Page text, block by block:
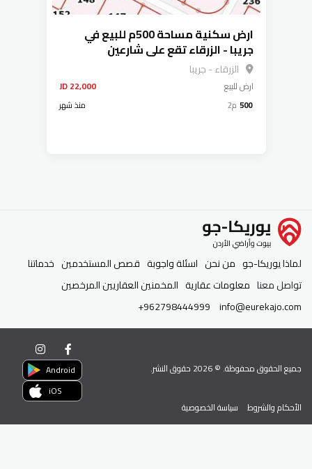
ارض سكنية مساحة 500م للبيع في
جريبا - الزرقاء تقع على شارعين
الزرقاء - جريبا
ارضللبيع 22,000 JD
500 م2 منذ شهر
لماذا يوريكا-جو من نحن اسئلة واجوبة قصص المستخدمين خدماتنا
تواصل معنا معلومات عقارية المخمنين العقاريين المرخصين
info@eurekajo.com
+962798444999
جميع الحقوق محفوظة. ©2026 حقوق النشر.
Android
iOS
الأحكام والشروط
سياسة الخصوصية